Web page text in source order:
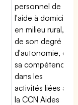
personnel de
l'aide à domicile
en milieu rural,
de son degré
d'autonomie, de
sa compétence
dans les
activités liées à
la CCN Aides